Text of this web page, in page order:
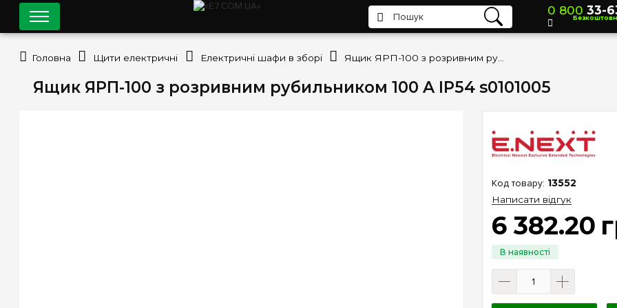
Ящик ЯРП-100 з розривним рубильником 100 A IP54 s0101005
13552
Написати відгук
6 382.20
0 800 33-
Головна Щити електричні Електричні шафи в зборі